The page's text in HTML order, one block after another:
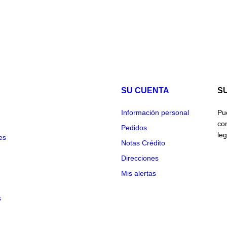
SU CUENTA
Información personal
Pedidos
Notas Crédito
Direcciones
Mis alertas